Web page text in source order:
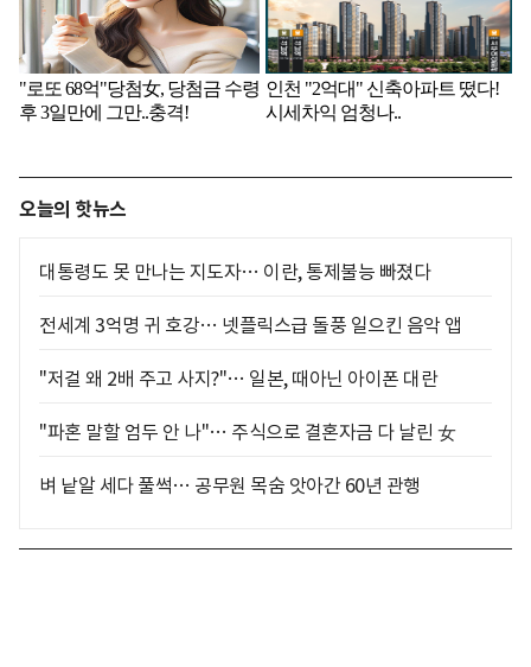
오늘의 핫뉴스
대통령도 못 만나는 지도자… 이란, 통제불능 빠졌다
전세계 3억명 귀 호강… 넷플릭스급 돌풍 일으킨 음악 앱
"저걸 왜 2배 주고 사지?"… 일본, 때아닌 아이폰 대란
"파혼 말할 엄두 안 나"… 주식으로 결혼자금 다 날린 女
벼 낱알 세다 풀썩… 공무원 목숨 앗아간 60년 관행